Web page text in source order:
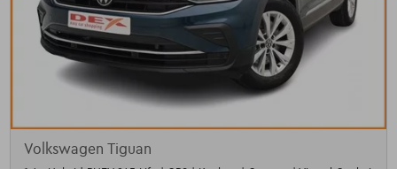
Volkswagen Tiguan